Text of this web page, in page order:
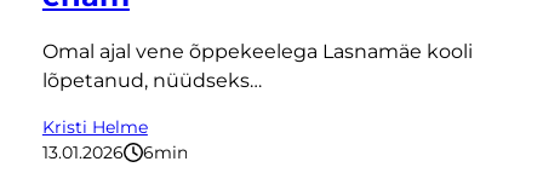
Omal ajal vene õppekeelega Lasnamäe kooli
lõpetanud, nüüdseks…
Kristi Helme
13.01.2026
6minutit